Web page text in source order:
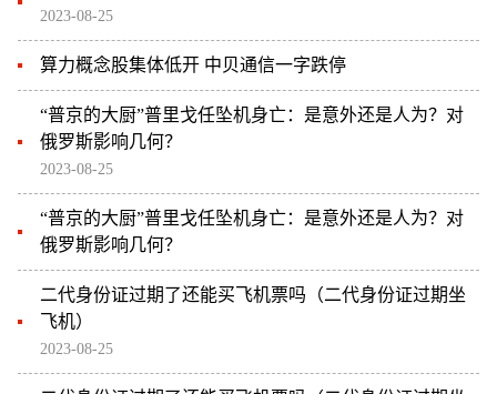
2023-08-25
算力概念股集体低开 中贝通信一字跌停
“普京的大厨”普里戈任坠机身亡：是意外还是人为？对
俄罗斯影响几何？
2023-08-25
“普京的大厨”普里戈任坠机身亡：是意外还是人为？对
俄罗斯影响几何？
二代身份证过期了还能买飞机票吗（二代身份证过期坐
飞机）
2023-08-25